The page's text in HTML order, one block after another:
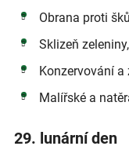
Obrana proti
Sklizeň
Konzervování
Malířské a
29. lunární den